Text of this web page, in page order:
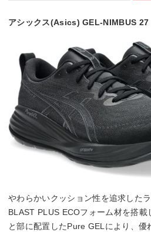
アシックス(Asics) GEL-NIMBUS 27
やわらかいクッション性を追求した
BLAST PLUS ECOフォーム材を搭
と部に配置したPure GELにより、優